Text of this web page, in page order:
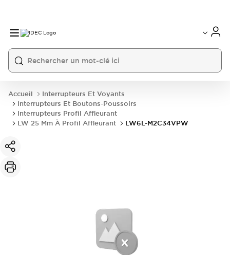
Accueil
Interrupteurs Et Voyants
Interrupteurs Et Boutons-Poussoirs
Interrupteurs Profil Affleurant
LW 25 Mm À Profil Affleurant
LW6L-M2C34VPW